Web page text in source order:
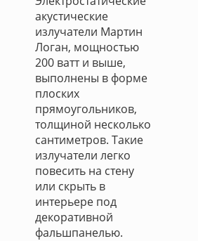
акустические
излучатели Мартин
Логан, мощностью
200 ватт и выше,
выполнены в форме
плоских
прямоугольников,
толщиной несколько
сантиметров. Такие
излучатели легко
повесить на стену
или скрыть в
интерьере под
декоративной
фальшпанелью.